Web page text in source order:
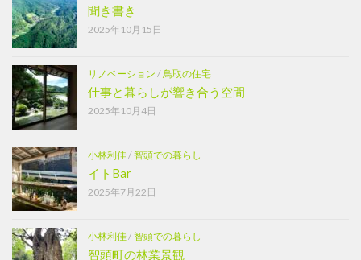
聞き書き
2025年10月15日
リノベーション /鳥取の住宅
仕事と暮らしが響き合う空間
2025年10月4日
小林利佳/智頭での暮らし
イトBar
2025年7月22日
小林利佳/智頭での暮らし
智頭町の林業景観